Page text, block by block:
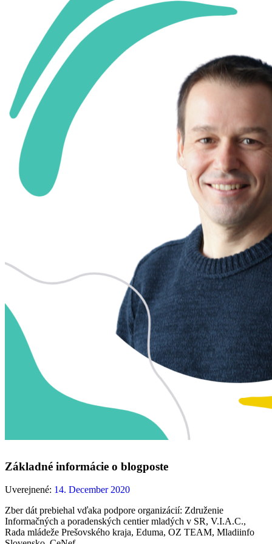
Základné informácie o blogposte
Uverejnené: 14. December 2020
Zber dát prebiehal vďaka podpore organizácií: Združenie
Informačných a poradenských centier mladých v SR, V.I.A.C.,
Rada mládeže Prešovského kraja, Eduma, OZ TEAM, Mladiinfo